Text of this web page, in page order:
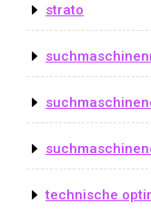
strato
technische